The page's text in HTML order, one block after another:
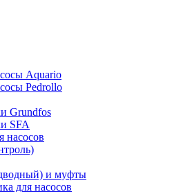
Aquario
Pedrollo
Grundfos
SFA
насосов
и муфты
для насосов